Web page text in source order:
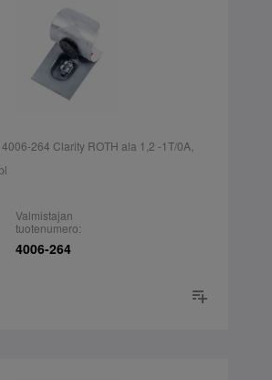
264 Clarity ROTH ala 1,2 -1T/0A,
Valmistajan
tuotenumero:
4006-264